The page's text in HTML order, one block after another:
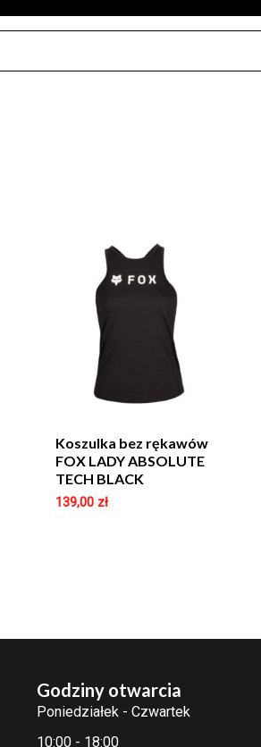
Koszulka bez rękawów
FOX LADY ABSOLUTE
TECH BLACK
139,00 zł
Godziny otwarcia
Poniedziałek - Czwartek
10:00 - 18:00